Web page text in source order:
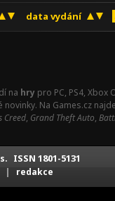
data vydání
na hry pro PC, PS4, Xbox
Na Games.cz
Creed, Grand Theft Auto,
ISSN 1801-5131
| redakce